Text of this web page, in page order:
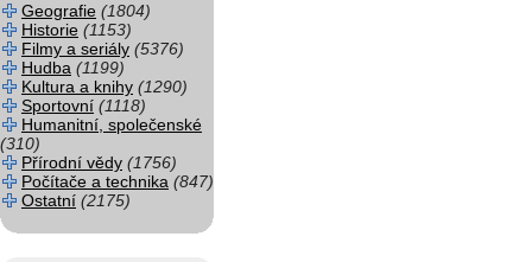
Geografie (1804)
Historie (1153)
Filmy a seriály (5376)
Hudba (1199)
Kultura a knihy (1290)
Sportovní (1118)
Humanitní, společenské
(310)
Přírodní vědy (1756)
Počítače a technika (847)
Ostatní (2175)